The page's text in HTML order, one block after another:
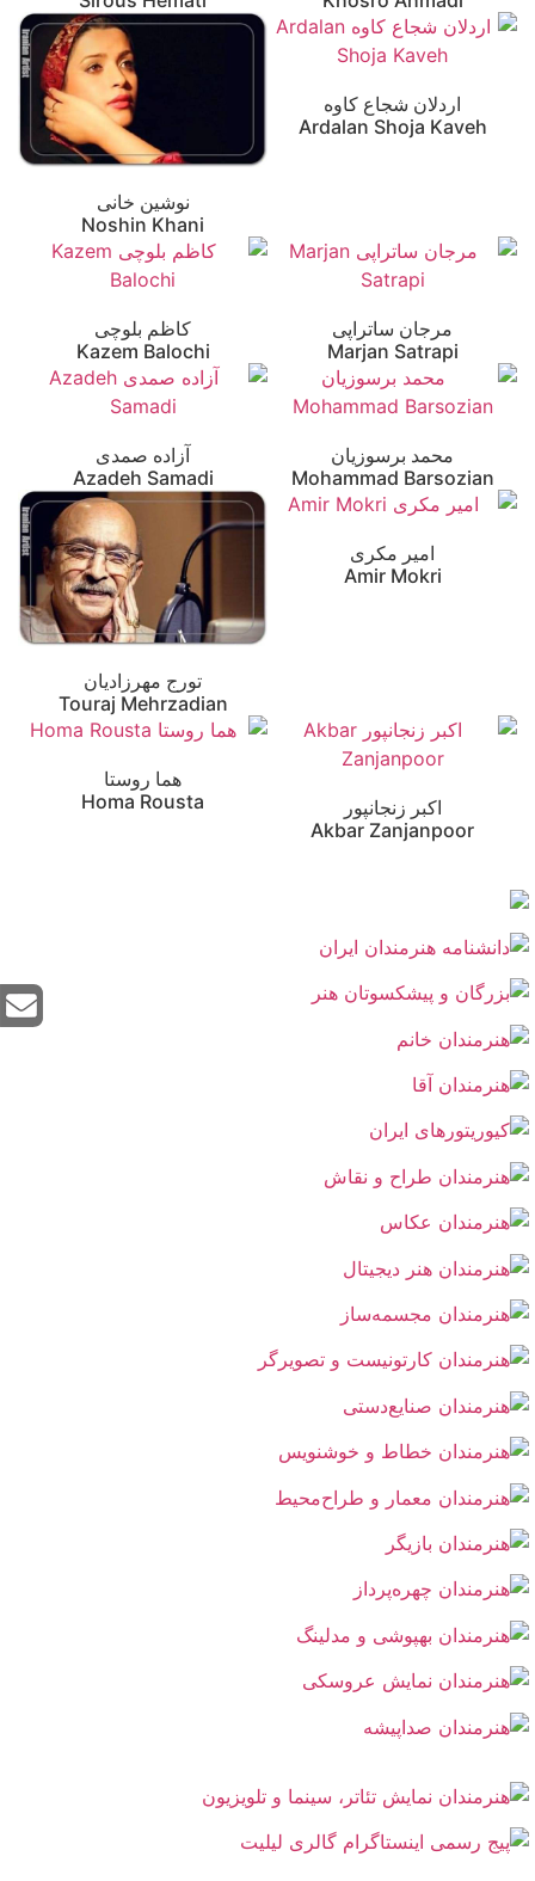
اردلان شجاع کاوه
Ardalan Shoja Kaveh
نوشین خانی
Noshin Khani
مرجان ساتراپی
Marjan Satrapi
کاظم بلوچی
Kazem Balochi
محمد برسوزیان
Mohammad Barsozian
آزاده صمدی
Azadeh Samadi
امیر مکری
Amir Mokri
تورج مهرزادیان
Touraj Mehrzadian
اکبر زنجانپور
Akbar Zanjanpoor
هما روستا
Homa Rousta